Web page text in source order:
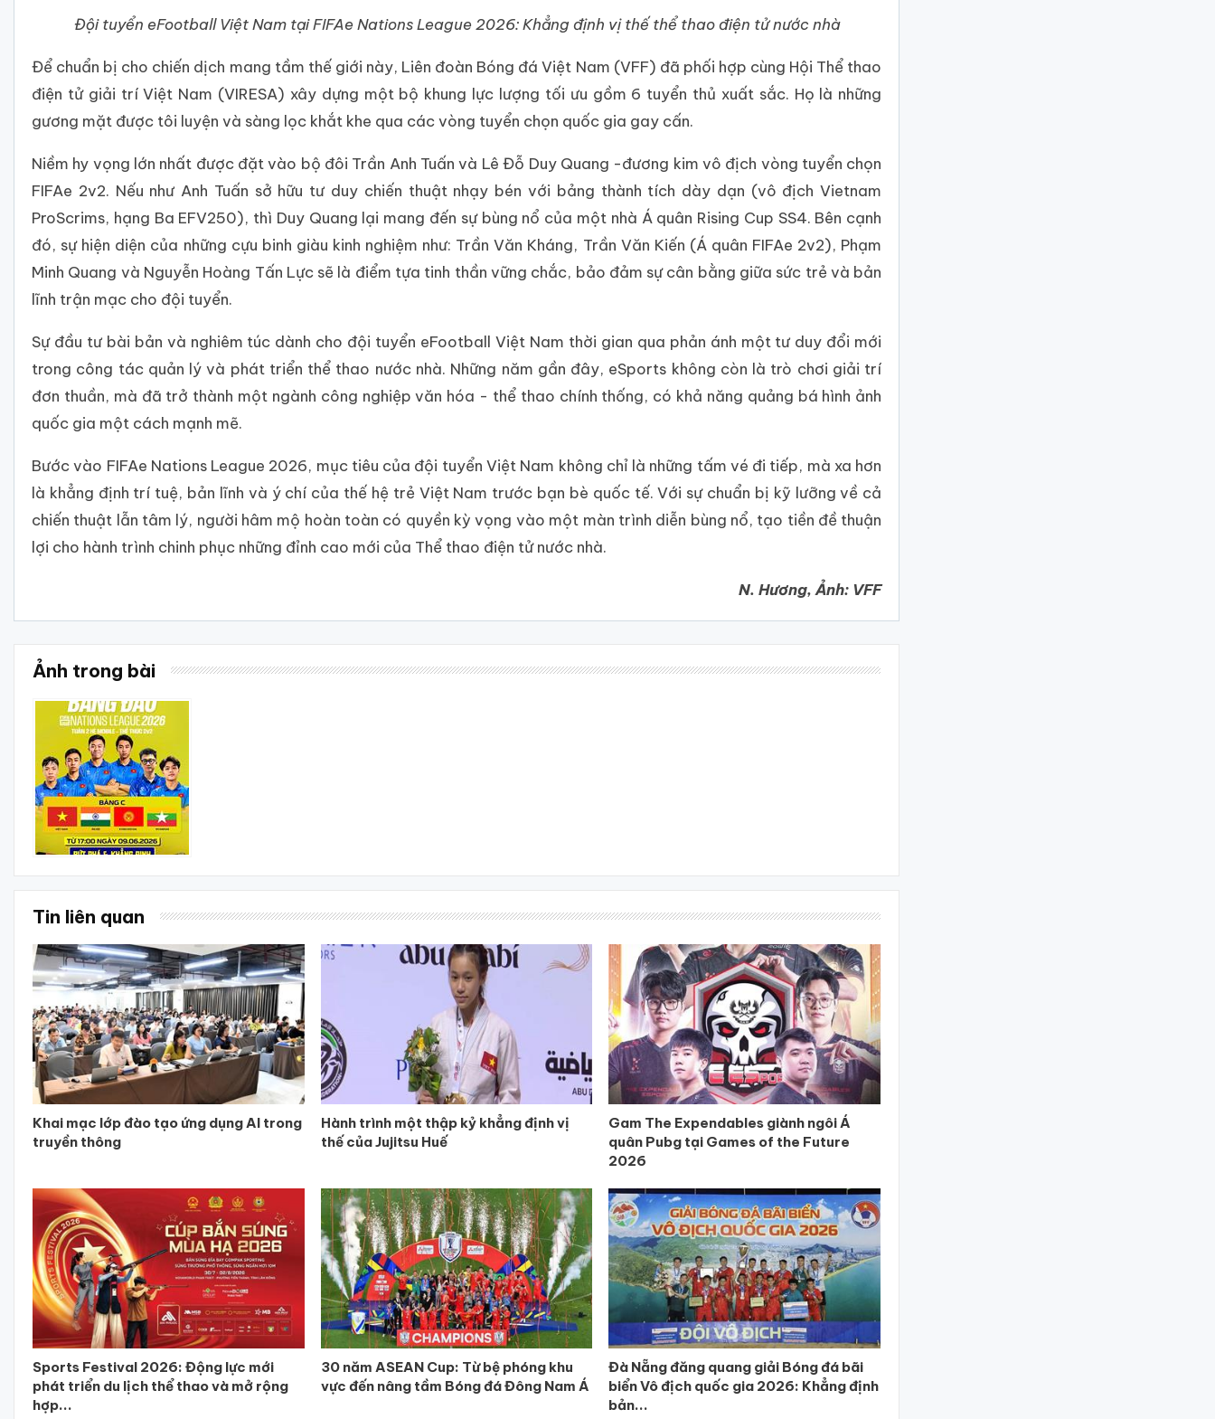
Đội tuyển eFootball Việt Nam tại FIFAe Nations League 2026: Khẳng định vị thế thể thao điện tử nước nhà
Để chuẩn bị cho chiến dịch mang tầm thế giới này, Liên đoàn Bóng đá Việt Nam (VFF) đã phối hợp cùng Hội Thể thao
điện tử giải trí Việt Nam (VIRESA) xây dựng một bộ khung lực lượng tối ưu gồm 6 tuyển thủ xuất sắc. Họ là những
gương mặt được tôi luyện và sàng lọc khắt khe qua các vòng tuyển chọn quốc gia gay cấn.
Niềm hy vọng lớn nhất được đặt vào bộ đôi Trần Anh Tuấn và Lê Đỗ Duy Quang -đương kim vô địch vòng tuyển chọn
FIFAe 2v2. Nếu như Anh Tuấn sở hữu tư duy chiến thuật nhạy bén với bảng thành tích dày dạn (vô địch Vietnam
ProScrims, hạng Ba EFV250), thì Duy Quang lại mang đến sự bùng nổ của một nhà Á quân Rising Cup SS4. Bên cạnh
đó, sự hiện diện của những cựu binh giàu kinh nghiệm như: Trần Văn Kháng, Trần Văn Kiến (Á quân FIFAe 2v2), Phạm
Minh Quang và Nguyễn Hoàng Tấn Lực sẽ là điểm tựa tinh thần vững chắc, bảo đảm sự cân bằng giữa sức trẻ và bản
lĩnh trận mạc cho đội tuyển.
Sự đầu tư bài bản và nghiêm túc dành cho đội tuyển eFootball Việt Nam thời gian qua phản ánh một tư duy đổi mới
trong công tác quản lý và phát triển thể thao nước nhà. Những năm gần đây, eSports không còn là trò chơi giải trí
đơn thuần, mà đã trở thành một ngành công nghiệp văn hóa - thể thao chính thống, có khả năng quảng bá hình ảnh
quốc gia một cách mạnh mẽ.
Bước vào FIFAe Nations League 2026, mục tiêu của đội tuyển Việt Nam không chỉ là những tấm vé đi tiếp, mà xa hơn
là khẳng định trí tuệ, bản lĩnh và ý chí của thế hệ trẻ Việt Nam trước bạn bè quốc tế. Với sự chuẩn bị kỹ lưỡng về cả
chiến thuật lẫn tâm lý, người hâm mộ hoàn toàn có quyền kỳ vọng vào một màn trình diễn bùng nổ, tạo tiền đề thuận
lợi cho hành trình chinh phục những đỉnh cao mới của Thể thao điện tử nước nhà.
N. Hương, Ảnh: VFF
Ảnh trong bài
Tin liên quan
Khai mạc lớp đào tạo ứng dụng AI trong
truyền thông
Hành trình một thập kỷ khẳng định vị
thế của Jujitsu Huế
Gam The Expendables giành ngôi Á
quân Pubg tại Games of the Future
2026
Sports Festival 2026: Động lực mới
phát triển du lịch thể thao và mở rộng
hợp...
30 năm ASEAN Cup: Từ bệ phóng khu
vực đến nâng tầm Bóng đá Đông Nam Á
Đà Nẵng đăng quang giải Bóng đá bãi
biển Vô địch quốc gia 2026: Khẳng định
bản...